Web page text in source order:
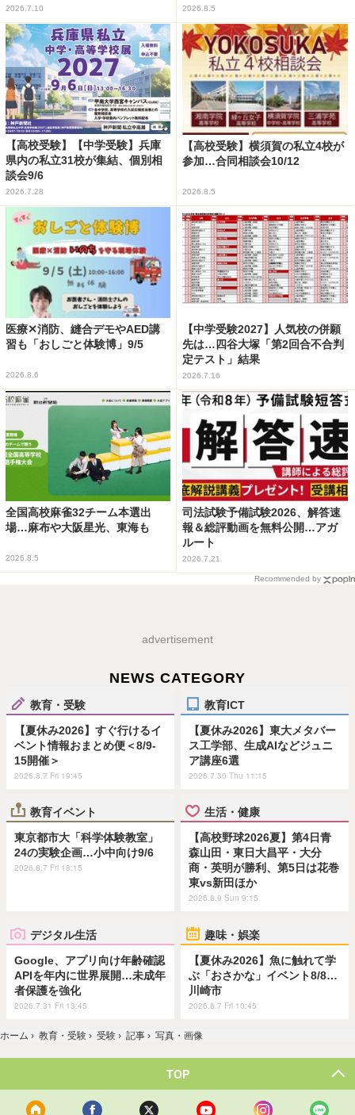
2026.7.10 2026.8.5
【高校受験】【中学受験】兵庫
県内の私立31校が集結、個別相
談会9/6
2026.7.28
【高校受験】横須賀の私立4校が
参加…合同相談会10/12
2026.8.5
医療✕消防、縫合デモやAED講
習も「おしごと体験博」9/5
2026.8.6
【中学受験2027】人気校の併願
先は…四谷大塚「第2回合不合判
定テスト」結果
2026.7.16
全国高校麻雀32チーム本選出
場…麻布や大阪星光、東海も
2026.8.5
司法試験予備試験2026、解答速
報＆総評動画を無料公開…アガ
ルート
2026.7.21
Recommended by
advertisement
NEWS CATEGORY
教育・受験
【夏休み2026】すぐ行けるイ
ベント情報おまとめ便＜8/9-
15開催＞
2026.8.7 Fri 19:45
教育ICT
【夏休み2026】東大メタバー
ス工学部、生成AIなどジュニ
ア講座6選
2026.7.30 Thu 11:15
教育イベント
東京都市大「科学体験教室」
24の実験企画…小中向け9/6
2026.8.7 Fri 18:15
生活・健康
【高校野球2026夏】第4日青
森山田・東日大昌平・大分
商・英明が勝利、第5日は花巻
東vs新田ほか
2026.8.9 Sun 9:15
デジタル生活
Google、アプリ向け年齢確認
APIを年内に世界展開…未成年
者保護を強化
2026.7.31 Fri 13:45
趣味・娯楽
【夏休み2026】魚に触れて学
ぶ「おさかな」イベント8/8…
川崎市
2026.8.7 Fri 10:45
ホーム › 教育・受験 › 受験 › 記事 › 写真・画像
TOP